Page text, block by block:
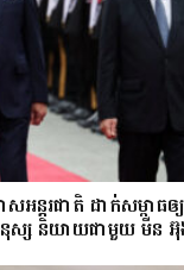
អន្តរជាតិ ដាក់សម្ពាធឲ្
នុស្ស និយាយជាមួយ មីន